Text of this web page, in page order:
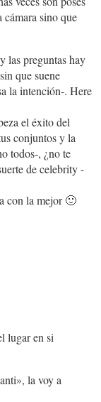
cámara sino que
las preguntas hay
que suene
la intención-. Here
el éxito del
conjuntos y la
todos-, ¿no te
de celebrity -
con la mejor 🙂
lugar en si
la voy a